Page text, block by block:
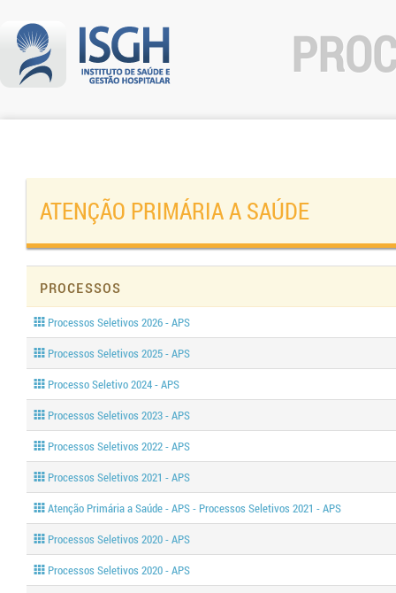
ATENÇÃO PRIMÁRIA A SAÚDE
Processos
Processos Seletivos 2026 - APS
Processos Seletivos 2025 - APS
Processo Seletivo 2024 - APS
Processos Seletivos 2023 - APS
Processos Seletivos 2022 - APS
Processos Seletivos 2021 - APS
Atenção Primária a Saúde - APS - Processos Seletivos 2021 - APS
Processos Seletivos 2020 - APS
Processos Seletivos 2020 - APS